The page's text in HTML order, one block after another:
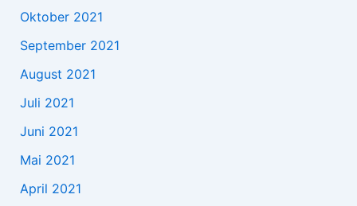
Oktober 2021
September 2021
August 2021
Juli 2021
Juni 2021
Mai 2021
April 2021